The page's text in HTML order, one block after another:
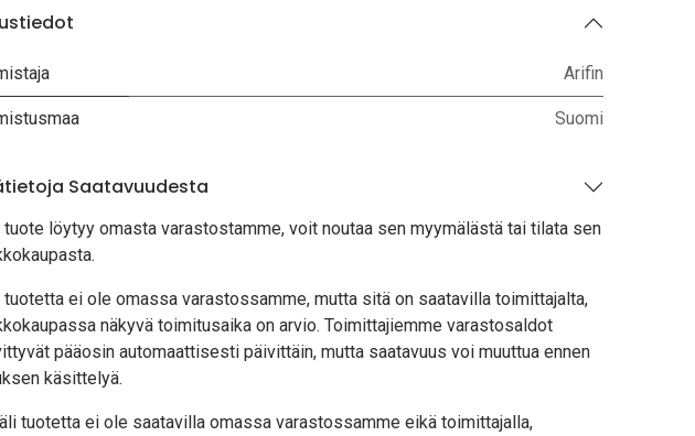
Arifin
Suomi
Saatavuudesta
löytyy omasta varastostamme, voit noutaa sen myymälästä tai tilata sen
ei ole omassa varastossamme, mutta sitä on saatavilla toimittajalta,
näkyvä toimitusaika on arvio. Toimittajiemme varastosaldot
pääosin automaattisesti päivittäin, mutta saatavuus voi muuttua ennen
käsittelyä.
tuotetta ei ole saatavilla omassa varastossamme eikä toimittajalla,